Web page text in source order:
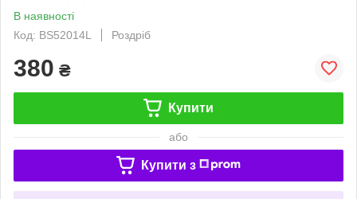
В наявності
Код: BS52014L
Роздріб
380 ₴
Купити
або
Купити з